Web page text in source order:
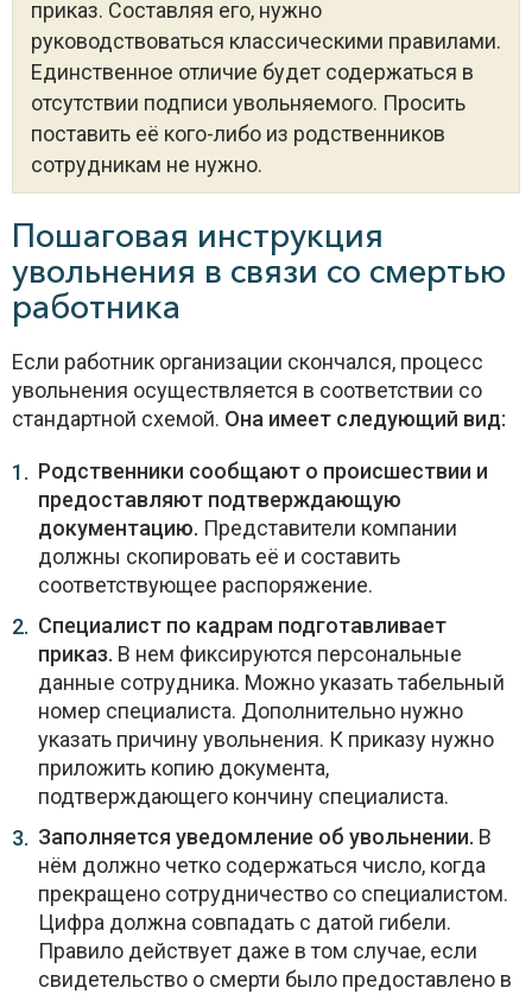
приказ. Составляя его, нужно
руководствоваться классическими правилами.
Единственное отличие будет содержаться в
отсутствии подписи увольняемого. Просить
поставить её кого-либо из родственников
сотрудникам не нужно.
Пошаговая инструкция
увольнения в связи со смертью
работника
Если работник организации скончался, процесс
увольнения осуществляется в соответствии со
стандартной схемой. Она имеет следующий вид:
Родственники сообщают о происшествии и
предоставляют подтверждающую
документацию. Представители компании
должны скопировать её и составить
соответствующее распоряжение.
Специалист по кадрам подготавливает
приказ. В нем фиксируются персональные
данные сотрудника. Можно указать табельный
номер специалиста. Дополнительно нужно
указать причину увольнения. К приказу нужно
приложить копию документа,
подтверждающего кончину специалиста.
Заполняется уведомление об увольнении. В
нём должно четко содержаться число, когда
прекращено сотрудничество со специалистом.
Цифра должна совпадать с датой гибели.
Правило действует даже в том случае, если
свидетельство о смерти было предоставлено в